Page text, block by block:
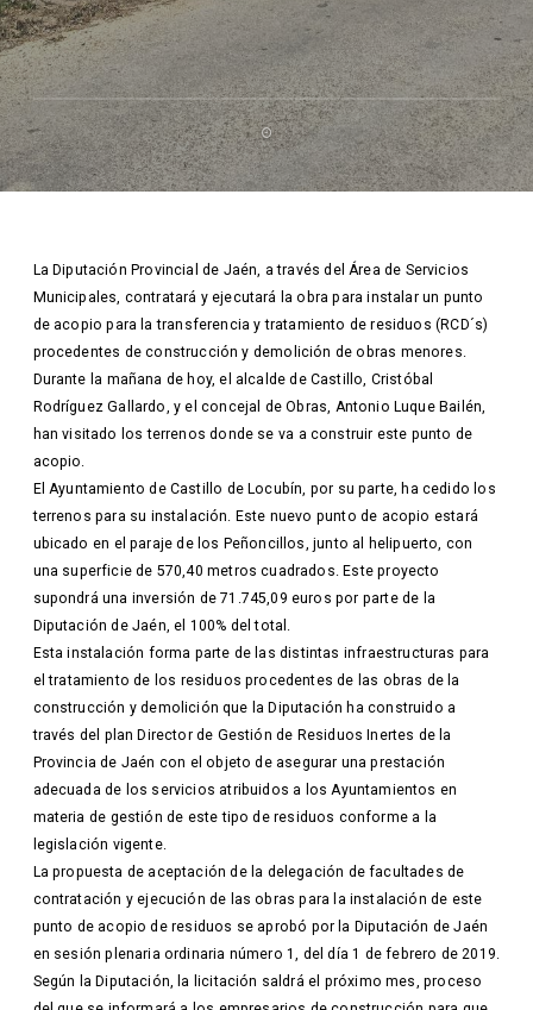
La Diputación Provincial de Jaén, a través del Área de Servicios
Municipales, contratará y ejecutará la obra para instalar un punto
de acopio para la transferencia y tratamiento de residuos (RCD´s)
procedentes de construcción y demolición de obras menores.
Durante la mañana de hoy, el alcalde de Castillo, Cristóbal
Rodríguez Gallardo, y el concejal de Obras, Antonio Luque Bailén,
han visitado los terrenos donde se va a construir este punto de
acopio.
El Ayuntamiento de Castillo de Locubín, por su parte, ha cedido los
terrenos para su instalación. Este nuevo punto de acopio estará
ubicado en el paraje de los Peñoncillos, junto al helipuerto, con
una superficie de 570,40 metros cuadrados. Este proyecto
supondrá una inversión de 71.745,09 euros por parte de la
Diputación de Jaén, el 100% del total.
Esta instalación forma parte de las distintas infraestructuras para
el tratamiento de los residuos procedentes de las obras de la
construcción y demolición que la Diputación ha construido a
través del plan Director de Gestión de Residuos Inertes de la
Provincia de Jaén con el objeto de asegurar una prestación
adecuada de los servicios atribuidos a los Ayuntamientos en
materia de gestión de este tipo de residuos conforme a la
legislación vigente.
La propuesta de aceptación de la delegación de facultades de
contratación y ejecución de las obras para la instalación de este
punto de acopio de residuos se aprobó por la Diputación de Jaén
en sesión plenaria ordinaria número 1, del día 1 de febrero de 2019.
Según la Diputación, la licitación saldrá el próximo mes, proceso